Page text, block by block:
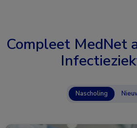
Compleet MedNet
Nascholing